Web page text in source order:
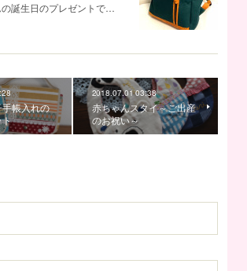
誕生日のプレゼントで…
帳入れの
ト
2018.07.01 03:38
赤ちゃんスタイ～ご出産
のお祝い～